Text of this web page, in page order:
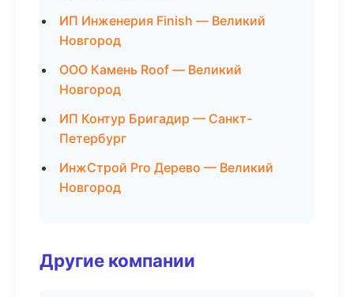
ИП Инженерия Finish — Великий
Новгород
ООО Камень Roof — Великий
Новгород
ИП Контур Бригадир — Санкт-
Петербург
ИнжСтрой Pro Дерево — Великий
Новгород
Другие компании